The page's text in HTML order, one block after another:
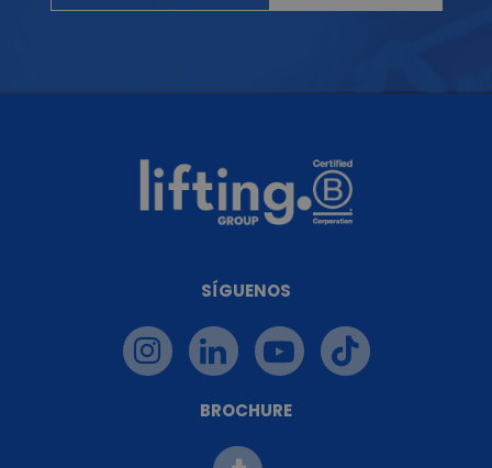
SÍGUENOS
BROCHURE